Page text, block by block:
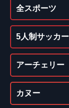
全スポーツ
5人制サッカー
アーチェリー
カヌー